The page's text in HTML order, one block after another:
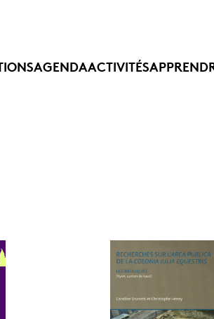
AGENDAACTIVITÉS